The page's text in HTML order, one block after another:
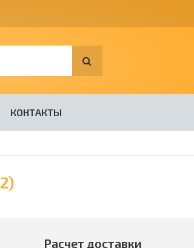
КОНТАКТЫ
Расчет доставки